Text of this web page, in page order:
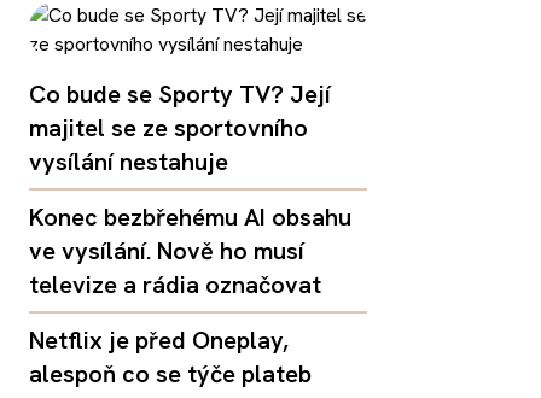
Co bude se Sporty TV? Její
majitel se ze sportovního
vysílání nestahuje
Konec bezbřehému AI obsahu
ve vysílání. Nově ho musí
televize a rádia označovat
Netflix je před Oneplay,
alespoň co se týče plateb